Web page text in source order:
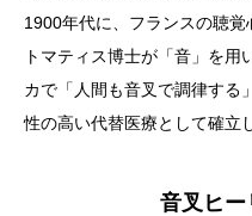
1900年代に、フランスの聴覚
トマティス博士が「音」を用
カで「人間も音叉で調律する
性の高い代替医療として確立
音叉ヒー